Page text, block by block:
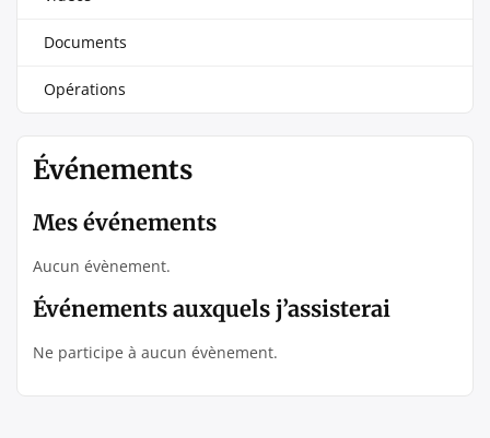
Documents
Opérations
Événements
Mes événements
Aucun évènement.
Événements auxquels j’assisterai
Ne participe à aucun évènement.